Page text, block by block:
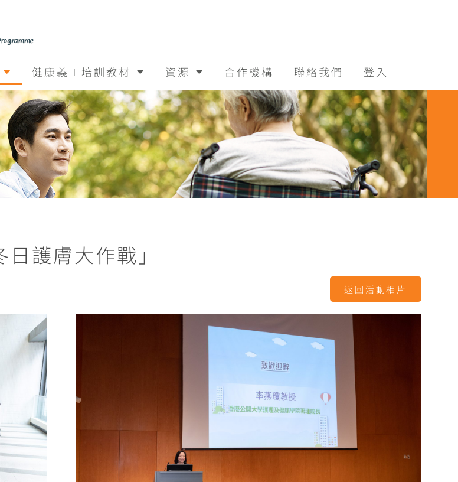
健康義工培訓教材 資源 合作機構 聯絡我們 登入
護膚大作戰」
返回活動相片